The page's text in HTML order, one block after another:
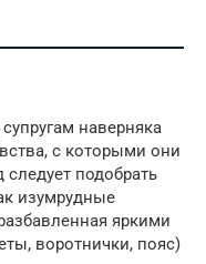
наверняка
с которыми они
следует подобрать
изумрудные
яркими
воротнички, пояс)